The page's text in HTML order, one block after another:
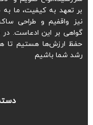
بر تعهد به کیفیت، ما
نیز واقفیم و طراحی
گواهی بر این ادعاست. در
حفظ ارزش‌ها هستیم تا
رشد شما باشیم